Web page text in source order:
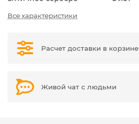
Все характеристики
Расчет доставки в корзине
Живой чат с людьми